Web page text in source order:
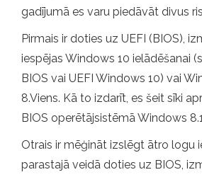
gadījumā es varu piedāvāt divus
Pirmais ir doties uz UEFI (BIOS),
iespējas Windows 10 ielādēšanai
BIOS vai UEFI Windows 10) vai
8.Viens. Kā to izdarīt, es šeit sīki
BIOS operētājsistēmā Windows
Otrais ir mēģināt izslēgt ātro logu
parastajā veidā doties uz BIOS,